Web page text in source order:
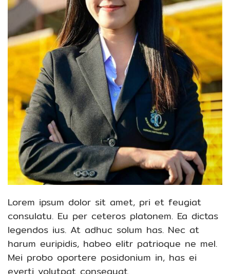
Lorem ipsum dolor sit amet, pri et feugiat
consulatu. Eu per ceteros platonem. Ea dictas
legendos ius. At adhuc solum has. Nec at
harum euripidis, habeo elitr patrioque ne mel.
Mei probo oportere posidonium in, has ei